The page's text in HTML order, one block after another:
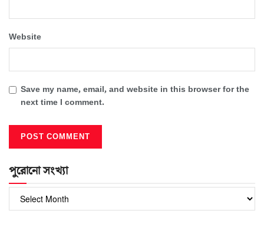
Website
Save my name, email, and website in this browser for the
next time I comment.
পুরোনো সংখ্যা
সংখ্যা